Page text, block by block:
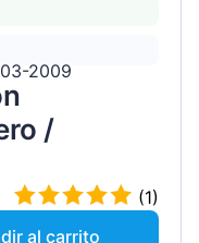
2009
/
(1)
al carrito